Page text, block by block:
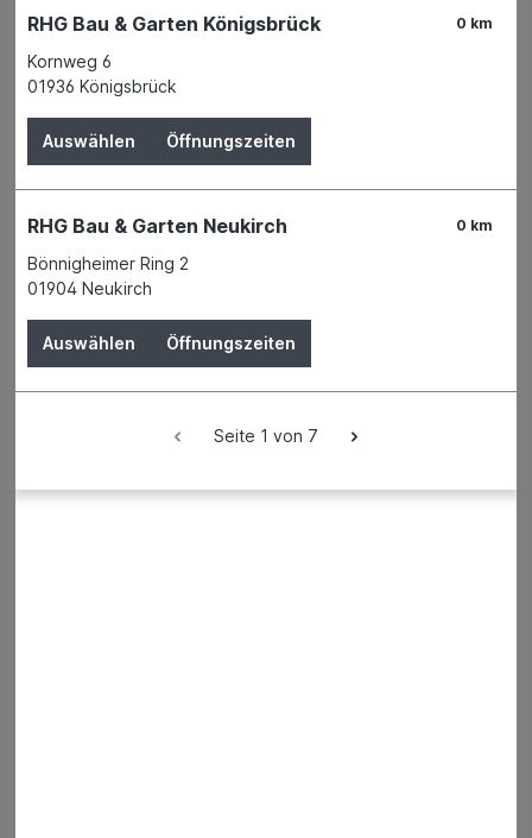
Lampen & Leuchten
Regalsysteme
Verleihservice
Karriere
1 2 3 4
0 km
RHG Bau & Garten Königsbrück
Kornweg 6
01936 Königsbrück
Auswählen Öffnungszeiten
0 km
RHG Bau & Garten Neukirch
Bönnigheimer Ring 2
01904 Neukirch
Auswählen Öffnungszeiten
Seite 1 von 7